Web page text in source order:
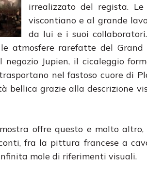
irrealizzato del regista.
viscontiano e al grande
da lui e i suoi
atmosfere rarefatte del
Jupien, il cicaleggio
nel fastoso cuore di
bellica grazie alla descrizione
offre questo e molto
fra la pittura francese a
mole di riferimenti visuali.